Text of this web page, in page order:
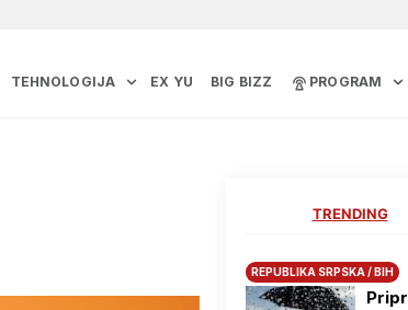
TEHNOLOGIJA EX YU BIG BIZZ PROGRAM
TRENDING
REPUBLIKA SRPSKA / BIH